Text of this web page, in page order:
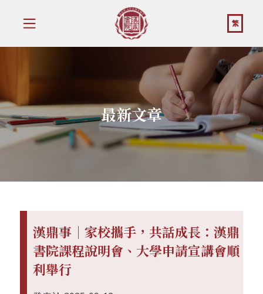
繁
最新文章
漢鼎事｜家校攜手，共話成長：漢鼎
書院課程說明會、大學申請宣講會順
利舉行